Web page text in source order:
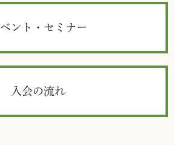
ント・セミナー
入会の流れ